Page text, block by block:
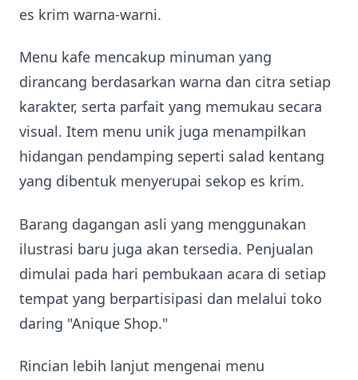
es krim warna-warni.
Menu kafe mencakup minuman yang
dirancang berdasarkan warna dan citra setiap
karakter, serta parfait yang memukau secara
visual. Item menu unik juga menampilkan
hidangan pendamping seperti salad kentang
yang dibentuk menyerupai sekop es krim.
Barang dagangan asli yang menggunakan
ilustrasi baru juga akan tersedia. Penjualan
dimulai pada hari pembukaan acara di setiap
tempat yang berpartisipasi dan melalui toko
daring "Anique Shop."
Rincian lebih lanjut mengenai menu